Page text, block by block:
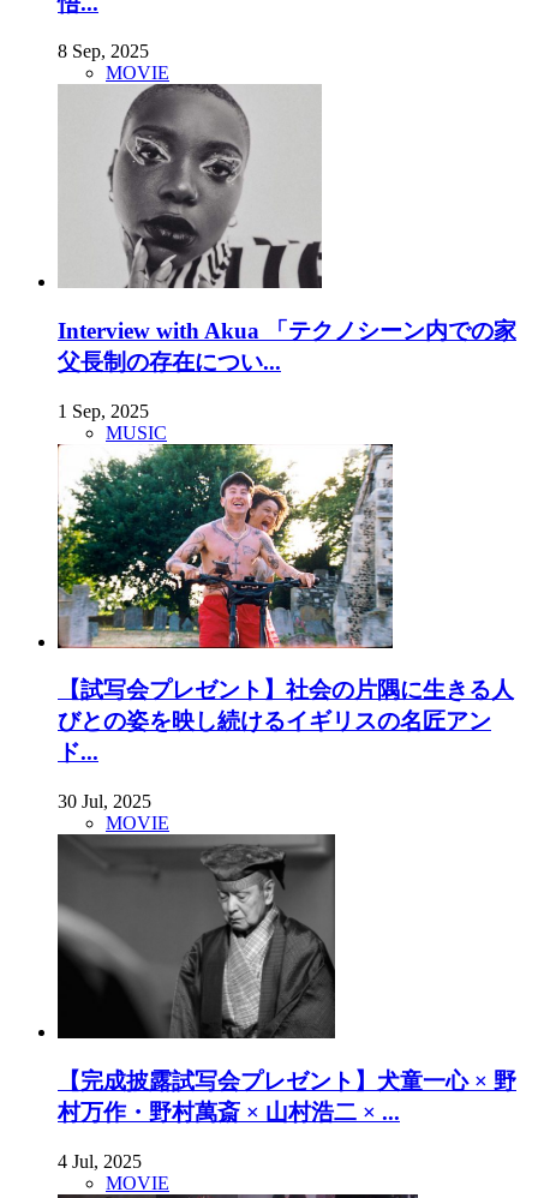
8 Sep, 2025
MOVIE
Interview with Akua 「テクノシーン内での家
父長制の存在につい...
1 Sep, 2025
MUSIC
【試写会プレゼント】社会の片隅に生きる人
びとの姿を映し続けるイギリスの名匠アン
ド...
30 Jul, 2025
MOVIE
【完成披露試写会プレゼント】犬童一心 × 野
村万作・野村萬斎 × 山村浩二 × ...
4 Jul, 2025
MOVIE